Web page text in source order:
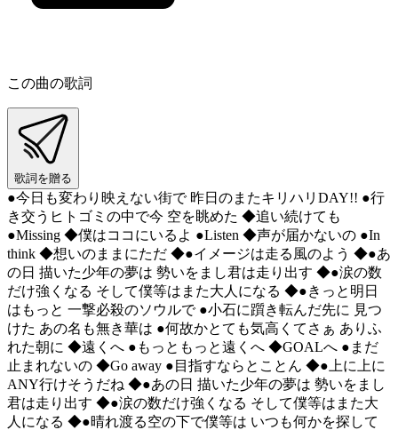
この曲の歌詞
歌詞を贈る
●今日も変わり映えない街で 昨日のまたキリハリDAY!! ●行
き交うヒトゴミの中で今 空を眺めた ◆追い続けても
●Missing ◆僕はココにいるよ ●Listen ◆声が届かないの ●In
think ◆想いのままにただ ◆●イメージは走る風のよう ◆●あ
の日 描いた少年の夢は 勢いをまし君は走り出す ◆●涙の数
だけ強くなる そして僕等はまた大人になる ◆●きっと明日
はもっと 一撃必殺のソウルで ●小石に躓き転んだ先に 見つ
けた あの名も無き華は ●何故かとても気高くてさぁ ありふ
れた朝に ◆遠くへ ●もっともっと遠くへ ◆GOALへ ●まだ
止まれないの ◆Go away ●目指すならとことん ◆●上に上に
ANY行けそうだね ◆●あの日 描いた少年の夢は 勢いをまし
君は走り出す ◆●涙の数だけ強くなる そして僕等はまた大
人になる ◆●晴れ渡る空の下で僕等は いつも何かを探して